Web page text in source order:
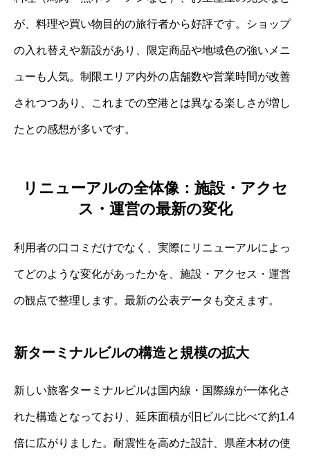
が、料理や買い物目的の旅行者から好評です。ショップ
の入れ替えや新設があり、限定商品や地域色の強いメニ
ューも人気。制限エリア内外の店舗数や営業時間が改善
されつつあり、これまでの空港とは異なる楽しさが増し
たとの感想が多いです。
リニューアルの全体像：施設・アクセ
ス・運営の最新の変化
利用者の口コミだけでなく、実際にリニューアルによっ
てどのような変化があったかを、施設・アクセス・運営
の観点で整理します。最新の公表データも交えます。
新ターミナルビルの構造と規模の拡大
新しい旅客ターミナルビルは国内線・国際線が一体化さ
れた構造となっており、延床面積が旧ビルに比べて約1.4
倍に広がりました。耐震性を高めた設計、県産木材の使